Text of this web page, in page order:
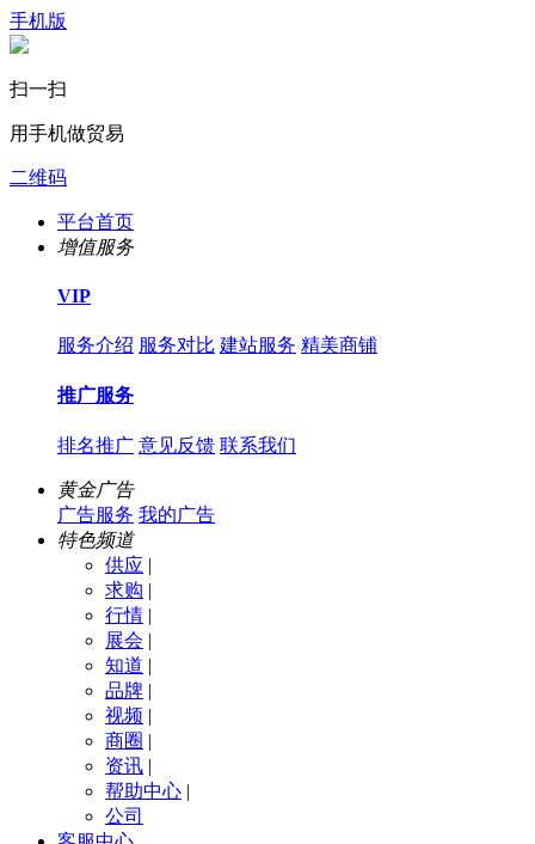
手机版
扫一扫
用手机做贸易
二维码
平台首页
增值服务
VIP
服务介绍 服务对比 建站服务 精美商铺
推广服务
排名推广 意见反馈 联系我们
黄金广告
广告服务 我的广告
特色频道
供应 |
求购 |
行情 |
展会 |
知道 |
品牌 |
视频 |
商圈 |
资讯 |
帮助中心 |
公司